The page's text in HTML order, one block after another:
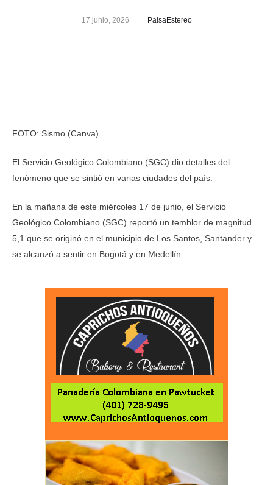
17 junio, 2026 PaisaEstereo
FOTO: Sismo (Canva)
El Servicio Geológico Colombiano (SGC) dio detalles del
fenómeno que se sintió en varias ciudades del país.
En la mañana de este miércoles 17 de junio, el Servicio
Geológico Colombiano (SGC) reportó un temblor de magnitud
5,1 que se originó en el municipio de Los Santos, Santander y
se alcanzó a sentir en Bogotá y en Medellín.